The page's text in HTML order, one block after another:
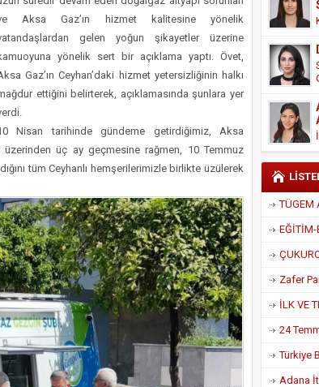
PAMUK HASADINA BAŞLANDI
Cennet Çelik
Aksa Gaz’ın hizmet kalitesine yönelik
gelen yoğun şikayetler üzerine
yönelik sert bir açıklama yaptı. Övet,
Gaz’ın Ceyhan’daki hizmet yetersizliğinin halkı
ettiğini belirterek, açıklamasında şunlara yer
Nisan tarihinde gündeme getirdiğimiz, Aksa
üzerinden üç ay geçmesine rağmen, 10 Temmuz
tüm Ceyhanlı hemşerilerimizle birlikte üzülerek
Adana